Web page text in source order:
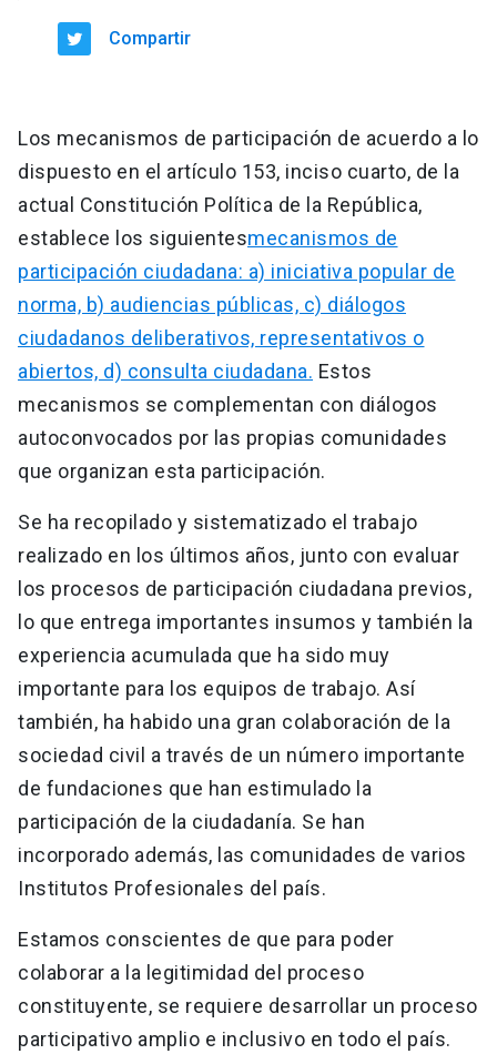
Compartir
Los mecanismos de participación de acuerdo a lo
dispuesto en el artículo 153, inciso cuarto, de la
actual Constitución Política de la República,
establece los siguientesmecanismos de
participación ciudadana: a) iniciativa popular de
norma, b) audiencias públicas, c) diálogos
ciudadanos deliberativos, representativos o
abiertos, d) consulta ciudadana. Estos
mecanismos se complementan con diálogos
autoconvocados por las propias comunidades
que organizan esta participación.
Se ha recopilado y sistematizado el trabajo
realizado en los últimos años, junto con evaluar
los procesos de participación ciudadana previos,
lo que entrega importantes insumos y también la
experiencia acumulada que ha sido muy
importante para los equipos de trabajo. Así
también, ha habido una gran colaboración de la
sociedad civil a través de un número importante
de fundaciones que han estimulado la
participación de la ciudadanía. Se han
incorporado además, las comunidades de varios
Institutos Profesionales del país.
Estamos conscientes de que para poder
colaborar a la legitimidad del proceso
constituyente, se requiere desarrollar un proceso
participativo amplio e inclusivo en todo el país.